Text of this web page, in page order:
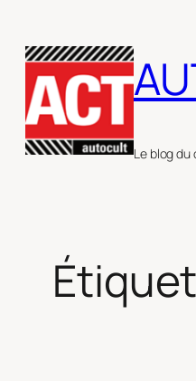
au
contenu
Le blog